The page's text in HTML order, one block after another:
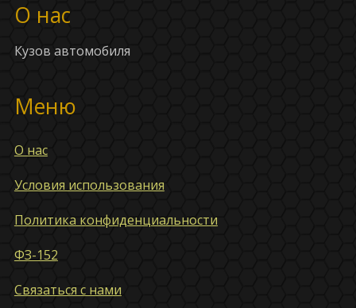
О нас
Кузов автомобиля
Меню
О нас
Условия использования
Политика конфиденциальности
ФЗ-152
Связаться с нами